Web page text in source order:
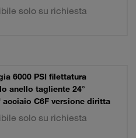
solo su richiesta
6000 PSI filettatura
anello tagliente 24°
acciaio C6F versione diritta
solo su richiesta